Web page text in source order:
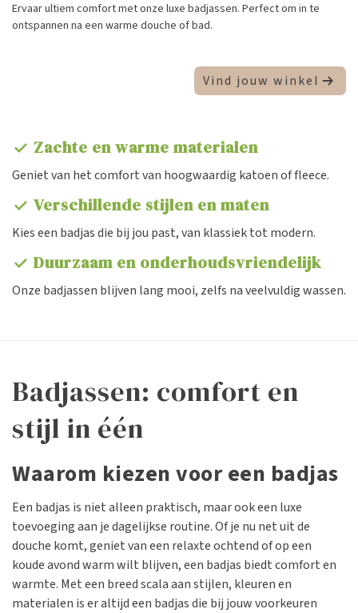
Ervaar ultiem comfort met onze luxe badjassen. Perfect om in te
ontspannen na een warme douche of bad.
Vind jouw winkel
check Zachte en warme materialen
Geniet van het comfort van hoogwaardig katoen of fleece.
check Verschillende stijlen en maten
Kies een badjas die bij jou past, van klassiek tot modern.
check Duurzaam en onderhoudsvriendelijk
Onze badjassen blijven lang mooi, zelfs na veelvuldig wassen.
Badjassen: comfort en
stijl in één
Waarom kiezen voor een badjas
Een badjas is niet alleen praktisch, maar ook een luxe
toevoeging aan je dagelijkse routine. Of je nu net uit de
douche komt, geniet van een relaxte ochtend of op een
koude avond warm wilt blijven, een badjas biedt comfort en
warmte. Met een breed scala aan stijlen, kleuren en
materialen is er altijd een badjas die bij jouw voorkeuren